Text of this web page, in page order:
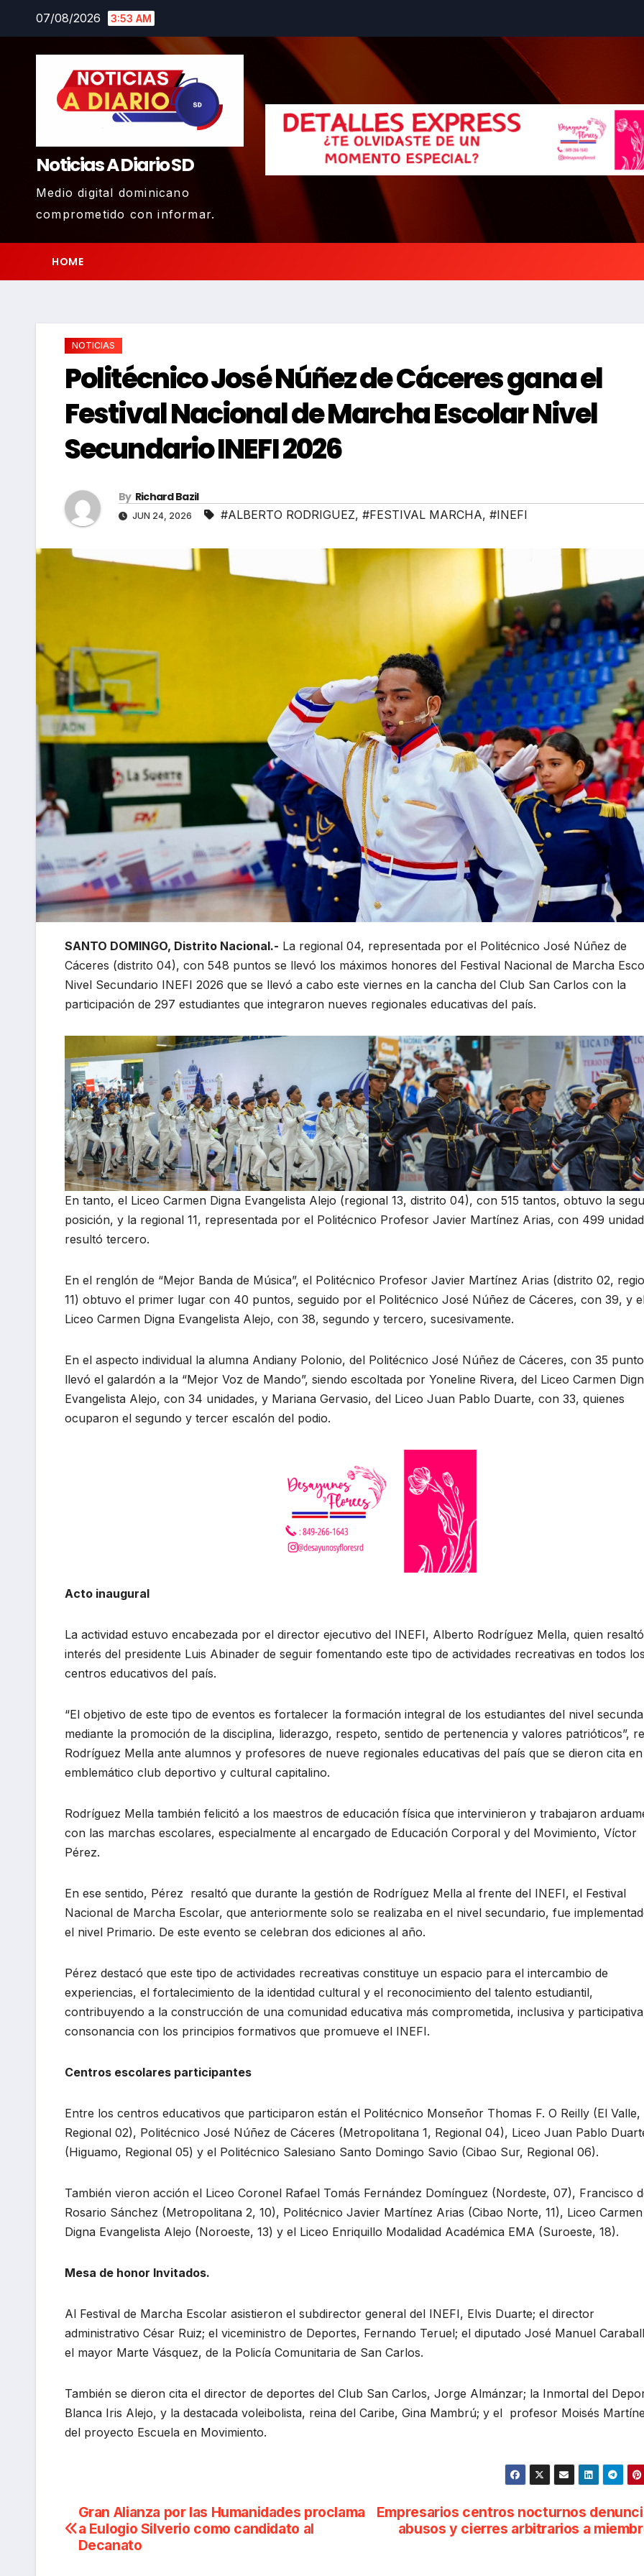
content
07/08/2026 3:53 AM
Noticias A Diario SD
Medio digital dominicano
comprometido con informar.
HOME
NOTICIAS
Politécnico José Núñez de Cáceres gana el
Festival Nacional de Marcha Escolar Nivel
Secundario INEFI 2026
By Richard Bazil
JUN 24, 2026 #ALBERTO RODRIGUEZ, #FESTIVAL MARCHA, #INEFI
SANTO DOMINGO, Distrito Nacional.- La regional 04, representada por el Politécnico José Núñez de
Cáceres (distrito 04), con 548 puntos se llevó los máximos honores del Festival Nacional de Marcha
Nivel Secundario INEFI 2026 que se llevó a cabo este viernes en la cancha del Club San Carlos con la
participación de 297 estudiantes que integraron nueves regionales educativas del país.
En tanto, el Liceo Carmen Digna Evangelista Alejo (regional 13, distrito 04), con 515 tantos, obtuvo la
posición, y la regional 11, representada por el Politécnico Profesor Javier Martínez Arias, con 499
resultó tercero.
En el renglón de “Mejor Banda de Música”, el Politécnico Profesor Javier Martínez Arias (distrito 02,
11) obtuvo el primer lugar con 40 puntos, seguido por el Politécnico José Núñez de Cáceres, con 39, y
Liceo Carmen Digna Evangelista Alejo, con 38, segundo y tercero, sucesivamente.
En el aspecto individual la alumna Andiany Polonio, del Politécnico José Núñez de Cáceres, con 35
llevó el galardón a la “Mejor Voz de Mando”, siendo escoltada por Yoneline Rivera, del Liceo Carmen
Evangelista Alejo, con 34 unidades, y Mariana Gervasio, del Liceo Juan Pablo Duarte, con 33, quienes
ocuparon el segundo y tercer escalón del podio.
Acto inaugural
La actividad estuvo encabezada por el director ejecutivo del INEFI, Alberto Rodríguez Mella, quien
interés del presidente Luis Abinader de seguir fomentando este tipo de actividades recreativas en todos los
centros educativos del país.
“El objetivo de este tipo de eventos es fortalecer la formación integral de los estudiantes del nivel
mediante la promoción de la disciplina, liderazgo, respeto, sentido de pertenencia y valores patrióticos”,
Rodríguez Mella ante alumnos y profesores de nueve regionales educativas del país que se dieron cita
emblemático club deportivo y cultural capitalino.
Rodríguez Mella también felicitó a los maestros de educación física que intervinieron y trabajaron
con las marchas escolares, especialmente al encargado de Educación Corporal y del Movimiento, Víctor
Pérez.
En ese sentido, Pérez resaltó que durante la gestión de Rodríguez Mella al frente del INEFI, el Festival
Nacional de Marcha Escolar, que anteriormente solo se realizaba en el nivel secundario, fue
el nivel Primario. De este evento se celebran dos ediciones al año.
Pérez destacó que este tipo de actividades recreativas constituye un espacio para el intercambio de
experiencias, el fortalecimiento de la identidad cultural y el reconocimiento del talento estudiantil,
contribuyendo a la construcción de una comunidad educativa más comprometida, inclusiva y
consonancia con los principios formativos que promueve el INEFI.
Centros escolares participantes
Entre los centros educativos que participaron están el Politécnico Monseñor Thomas F. O Reilly (El Valle,
Regional 02), Politécnico José Núñez de Cáceres (Metropolitana 1, Regional 04), Liceo Juan Pablo
(Higuamo, Regional 05) y el Politécnico Salesiano Santo Domingo Savio (Cibao Sur, Regional 06).
También vieron acción el Liceo Coronel Rafael Tomás Fernández Domínguez (Nordeste, 07), Francisco
Rosario Sánchez (Metropolitana 2, 10), Politécnico Javier Martínez Arias (Cibao Norte, 11), Liceo Carmen
Digna Evangelista Alejo (Noroeste, 13) y el Liceo Enriquillo Modalidad Académica EMA (Suroeste, 18).
Mesa de honor Invitados.
Al Festival de Marcha Escolar asistieron el subdirector general del INEFI, Elvis Duarte; el director
administrativo César Ruiz; el viceministro de Deportes, Fernando Teruel; el diputado José Manuel
el mayor Marte Vásquez, de la Policía Comunitaria de San Carlos.
También se dieron cita el director de deportes del Club San Carlos, Jorge Almánzar; la Inmortal del
Blanca Iris Alejo, y la destacada voleibolista, reina del Caribe, Gina Mambrú; y el profesor Moisés
del proyecto Escuela en Movimiento.
Navegación
de
Empresarios centros nocturnos
abusos y cierres arbitrarios a
Gran Alianza por las Humanidades proclama
a Eulogio Silverio como candidato al
Decanato